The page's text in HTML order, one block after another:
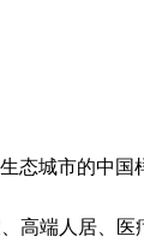
市的中国
端人居、医